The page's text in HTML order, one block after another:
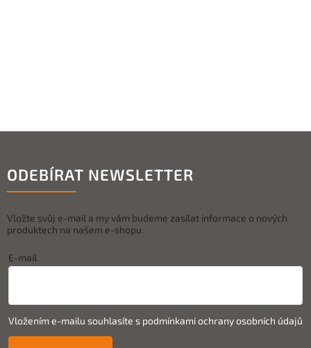
ODEBÍRAT NEWSLETTER
Vložte svůj e-mail a my vám budeme zasílat informace o nových
produktech na našem e-shopu.
E-mail
Vložením e-mailu souhlasíte s podmínkami ochrany osobních údajů